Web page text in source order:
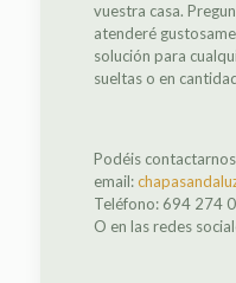
vuestra casa.
atenderé
solución para
sueltas o en
Podéis
email:
Teléfono: 694 274
O en las redes